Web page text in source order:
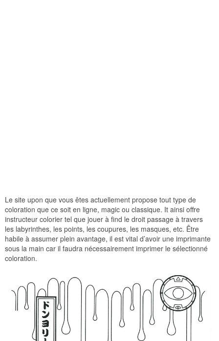
Le site upon que vous êtes actuellement propose tout type de
coloration que ce soit en ligne, magic ou classique. It ainsi offre
instructeur colorier tel que jouer à find le droit passage à travers
les labyrinthes, les points, les coupures, les masques, etc. Être
habile à assumer plein avantage, il est vital d’avoir une imprimante
sous la main car il faudra nécessairement imprimer le sélectionné
coloration.